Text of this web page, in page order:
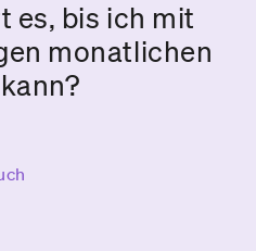
es, bis ich mit
monatlichen